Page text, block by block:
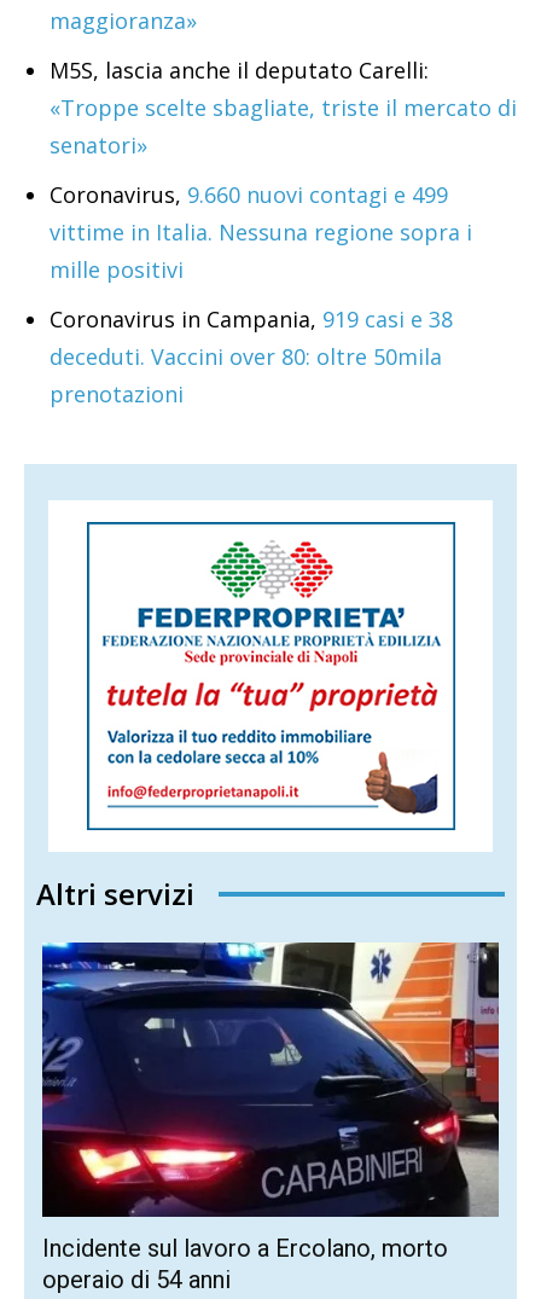
maggioranza»
M5S, lascia anche il deputato Carelli:
«Troppe scelte sbagliate, triste il mercato di
senatori»
Coronavirus, 9.660 nuovi contagi e 499
vittime in Italia. Nessuna regione sopra i
mille positivi
Coronavirus in Campania, 919 casi e 38
deceduti. Vaccini over 80: oltre 50mila
prenotazioni
Altri servizi
Incidente sul lavoro a Ercolano, morto
operaio di 54 anni